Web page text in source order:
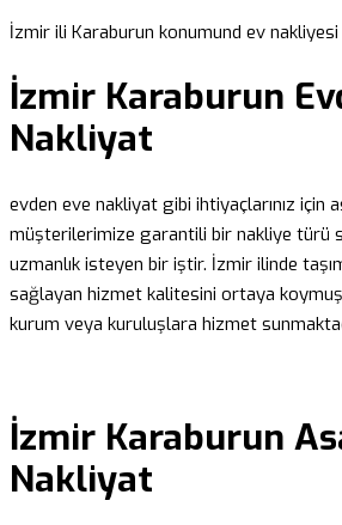
İzmir ili Karaburun konumund ev nakliyesi
İzmir Karaburun
Nakliyat
evden eve nakliyat gibi ihtiyaçlarınız için
müşterilerimize garantili bir nakliye türü
uzmanlık isteyen bir iştir. İzmir ilinde
sağlayan hizmet kalitesini ortaya
kurum veya kuruluşlara hizmet
İzmir Karaburun
Nakliyat